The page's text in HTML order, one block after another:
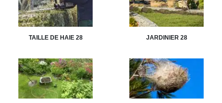
TAILLE DE HAIE 28 JARDINIER 28